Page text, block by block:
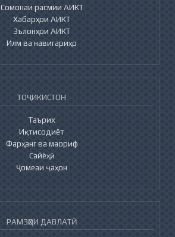
Сомонаи расмии АИКТ
Хабарҳои АИКТ
Эълонҳои АИКТ
Илм ва навигариҳо
ТОҶИКИСТОН
Таърих
Иқтисодиёт
Фарҳанг ва маориф
Сайёҳӣ
Ҷомеаи ҷаҳон
РАМЗҲОИ ДАВЛАТӢ